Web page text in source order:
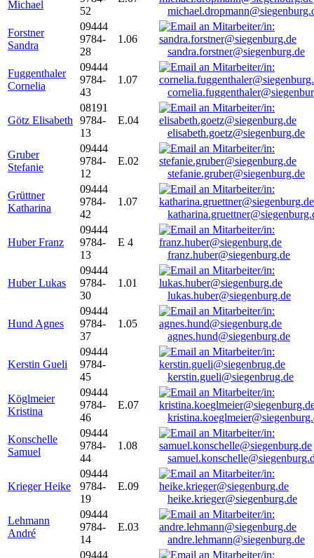
Michael
52
Forstner
Sandra
09444
9784-
28
1.06
sandra.forstner@siegenburg.de
Fuggenthaler
Cornelia
09444
9784-
43
1.07
Götz Elisabeth
08191
9784-
13
E.04
elisabeth.goetz@siegenburg.de
Gruber
Stefanie
09444
9784-
12
E.02
stefanie.gruber@siegenburg.de
Grüttner
Katharina
09444
9784-
42
1.07
Huber Franz
09444
9784-
13
E 4
franz.huber@siegenburg.de
Huber Lukas
09444
9784-
30
1.01
lukas.huber@siegenburg.de
Hund Agnes
09444
9784-
37
1.05
agnes.hund@siegenburg.de
Kerstin Gueli
09444
9784-
45
kerstin.gueli@siegenbrug.de
Köglmeier
Kristina
09444
9784-
46
E.07
Konschelle
Samuel
09444
9784-
44
1.08
Krieger Heike
09444
9784-
19
E.09
heike.krieger@siegenburg.de
Lehmann
André
09444
9784-
14
E.03
andre.lehmann@siegenburg.de
09444